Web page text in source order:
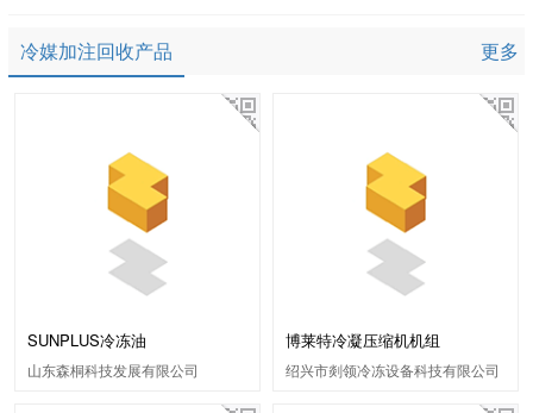
冷媒加注回收产品 更多
SUNPLUS冷冻油
山东森桐科技发展有限公司
博莱特冷凝压缩机机组
绍兴市剡领冷冻设备科技有限公司